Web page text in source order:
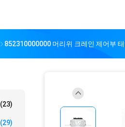
852310000000 머리위 크레인 제어부
(23)
(29)